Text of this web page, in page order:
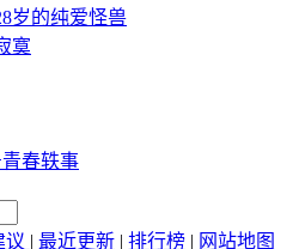
岁的纯爱怪兽
寞
春轶事
议 | 最近更新 | 排行榜 | 网站地图